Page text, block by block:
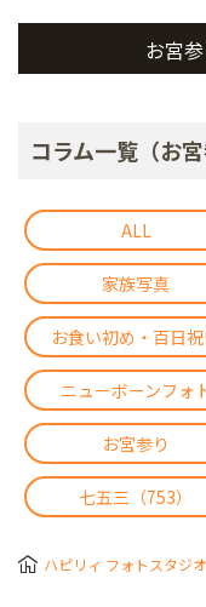
お宮
コラム一覧（お宮
ALL
家族写真
お食い初め・百日
ニューボーンフォ
お宮参り
七五三（753）
ハピリィ フォトスタジオ